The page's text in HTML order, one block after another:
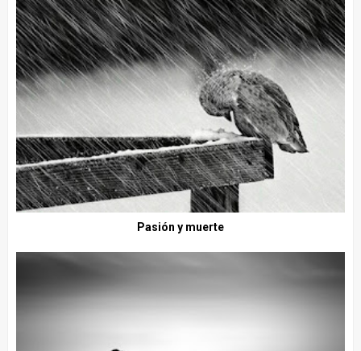
Pasión y muerte